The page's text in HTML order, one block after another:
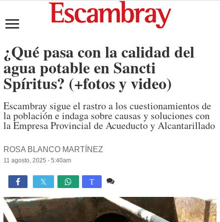
¿Qué pasa con la calidad del
agua potable en Sancti
Spíritus? (+fotos y video)
Escambray sigue el rastro a los cuestionamientos de
la población e indaga sobre causas y soluciones con
la Empresa Provincial de Acueducto y Alcantarillado
ROSA BLANCO MARTÍNEZ
11 agosto, 2025 - 5:40am
 T